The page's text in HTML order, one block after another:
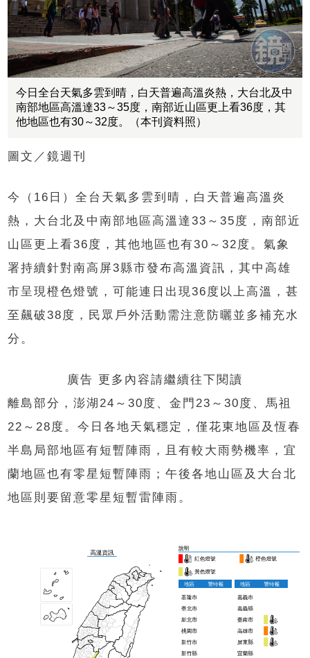
今日全台天氣多雲到晴，白天普遍高溫炎熱，大台北及中
南部地區高溫達33～35度，南部近山區更上看36度，其
他地區也有30～32度。（本刊資料照）
圖文／鏡週刊
今（16日）全台天氣多雲到晴，白天普遍高溫炎
熱，大台北及中南部地區高溫達33～35度，南部近
山區更上看36度，其他地區也有30～32度。氣象
署持續針對南高屏3縣市發布高溫資訊，其中高雄
市呈現橙色燈號，可能連日出現36度以上高溫，甚
至飆破38度，民眾戶外活動需注意防曬並多補充水
分。
廣告 更多內容請繼續往下閱讀
離島部分，澎湖24～30度、金門23～30度、馬祖
22～28度。今日各地天氣穩定，僅花東地區及恆春
半島局部地區有短暫陣雨，且有較大雨勢機率，宜
蘭地區也有零星短暫陣雨；午後各地山區及大台北
地區則要留意零星短暫雷陣雨。